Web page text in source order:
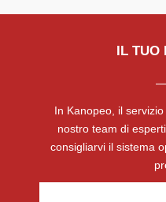
IL TUO
In Kanopeo, il
nostro team di
consigliarvi il sistema